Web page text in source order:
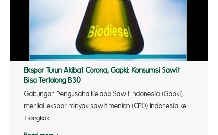
Ekspor Turun Akibat Corona, Gapki: Konsumsi Sawit
Bisa Tertolong B30
Gabungan Pengusaha Kelapa Sawit Indonesia (Gapki)
menilai ekspor minyak sawit mentah (CPO) Indonesia ke
Tiongkok…